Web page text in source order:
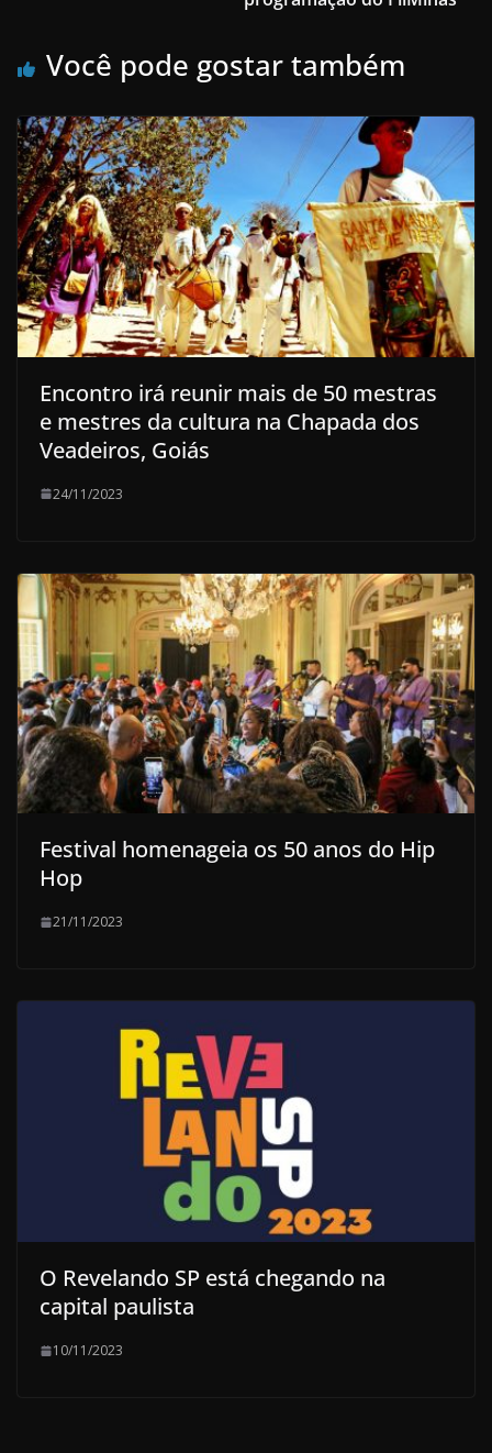
Você pode gostar também
Encontro irá reunir mais de 50 mestras
e mestres da cultura na Chapada dos
Veadeiros, Goiás
24/11/2023
Festival homenageia os 50 anos do Hip
Hop
21/11/2023
O Revelando SP está chegando na
capital paulista
10/11/2023